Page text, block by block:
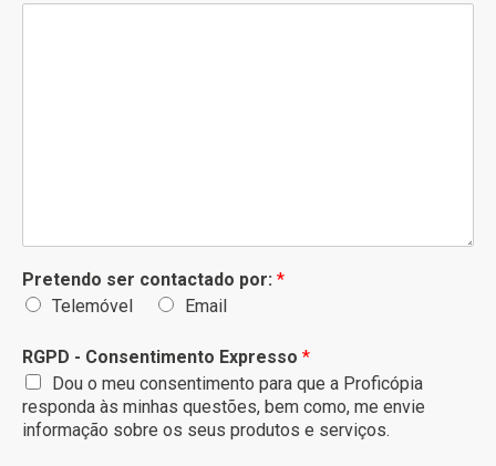
Pretendo ser contactado por: *
Telemóvel
Email
RGPD - Consentimento Expresso *
Dou o meu consentimento para que a Proficópia
responda às minhas questões, bem como, me envie
informação sobre os seus produtos e serviços.